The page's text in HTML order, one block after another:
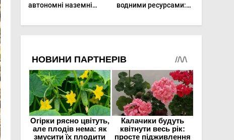
автономні наземні
догляд за органічними
овочами
водними ресурсами:
господарство стійким
до посухи